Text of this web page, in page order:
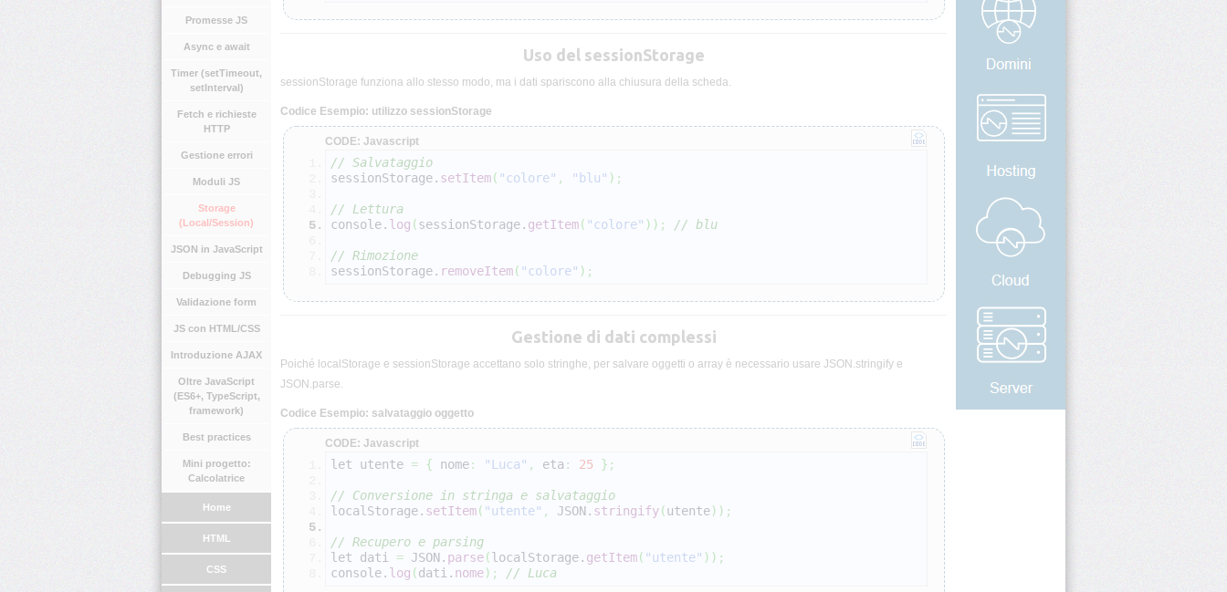
Promesse JS
Async e await
Timer (setTimeout,
setInterval)
Fetch e richieste
HTTP
Gestione errori
Moduli JS
Storage
(Local/Session)
JSON in JavaScript
Debugging JS
Validazione form
JS con HTML/CSS
Introduzione AJAX
Oltre JavaScript
(ES6+, TypeScript,
framework)
Best practices
Mini progetto:
Calcolatrice
Home
HTML
CSS
Uso del sessionStorage
sessionStorage funziona allo stesso modo, ma i dati spariscono alla chiusura della scheda.
Codice Esempio: utilizzo sessionStorage
CODE: Javascript
// Salvataggio
sessionStorage. setItem( "colore" , "blu" ) ;
// Lettura
console. log (sessionStorage. getItem( "colore" ) ) ; // blu
// Rimozione
sessionStorage. removeItem( "colore" ) ;
Gestione di dati complessi
Poiché localStorage e sessionStorage accettano solo stringhe, per salvare oggetti o array è necessario usare JSON.stringify e
JSON.parse.
Codice Esempio: salvataggio oggetto
CODE: Javascript
let utente = { nome: "Luca" , eta : 25 } ;
// Conversione in stringa e salvataggio
localStorage. setItem( "utente" , JSON. stringify(utente) ) ;
// Recupero e parsing
let dati = JSON. parse(localStorage. getItem( "utente" ) ) ;
console. log (dati. nome) ; // Luca